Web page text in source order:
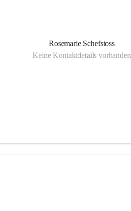
Rosemarie Schefstoss
Keine Kontaktdetails vorhanden